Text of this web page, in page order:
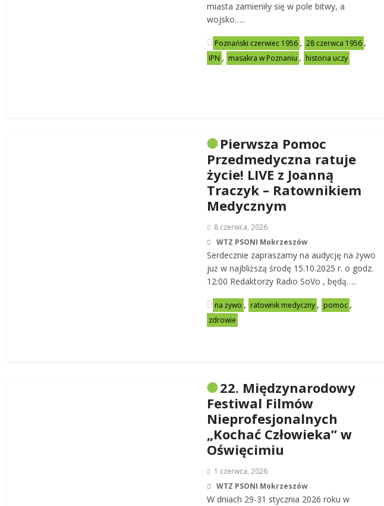
miasta zamieniły się w pole bitwy, a
wojsko…..
Poznański czerwiec 1956 , 28 czerwca 1956 ,
IPN , masakra w Poznaniu , historia uczy
Pierwsza Pomoc
Przedmedyczna ratuje
życie! LIVE z Joanną
Traczyk – Ratownikiem
Medycznym
8 czerwca, 2026
WTZ PSONI Mokrzeszów
Serdecznie zapraszamy na audycję na żywo
już w najbliższą środę 15.10.2025 r. o godz.
12:00 Redaktorzy Radio SoVo , będą…..
na żywo , ratownik medyczny , pomoc ,
zdrowie
22. Międzynarodowy
Festiwal Filmów
Nieprofesjonalnych
„Kochać Człowieka” w
Oświęcimiu
1 czerwca, 2026
WTZ PSONI Mokrzeszów
W dniach 29-31 stycznia 2026 roku w